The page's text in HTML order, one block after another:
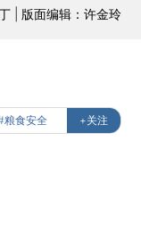
| 版面编辑：许金玲
粮食安全 +关注